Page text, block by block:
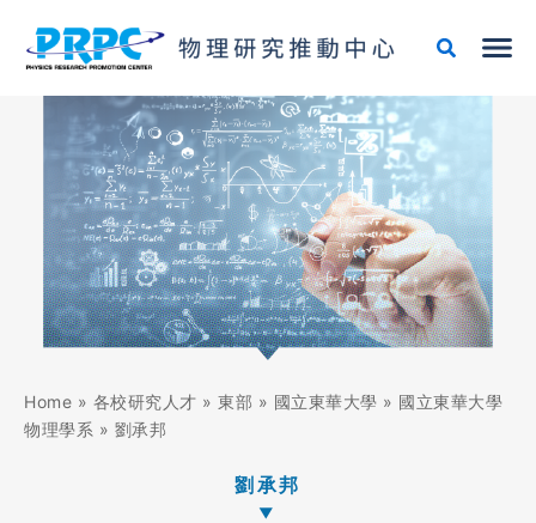
Home » 各校研究人才 » 東部 » 國立東華大學 » 國立東華大學
物理學系 » 劉承邦
劉承邦